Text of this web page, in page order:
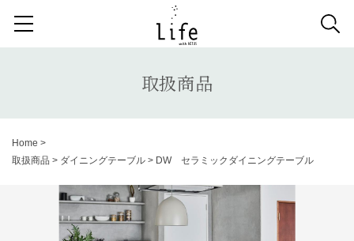
検索する記事の種類：
納品事例 News
システムソファ テラス AVボード
取扱商品
Home >
取扱商品 > ダイニングテーブル > DW セラミックダイニングテーブル